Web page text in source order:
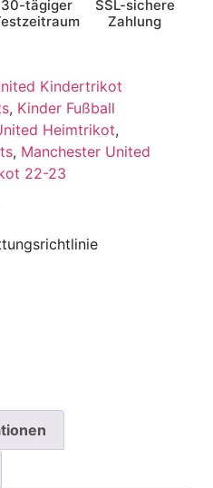
30-tägiger
SSL-sichere
Zahlung
Kindertrikot
, Kinder Fußball
Heimtrikot,
, Manchester United
22-23